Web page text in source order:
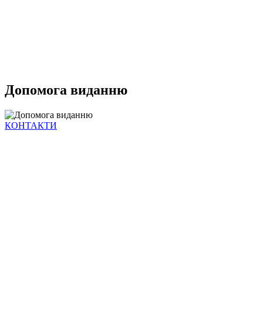
Допомога виданню
КОНТАКТИ